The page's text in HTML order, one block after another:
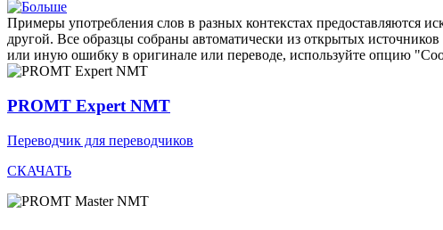
Примеры употребления слов в разных контекстах предоставляются
другой. Все образцы собраны автоматически из открытых
или иную ошибку в оригинале или переводе, используйте опцию
PROMT Expert NMT
Переводчик для переводчиков
СКАЧАТЬ